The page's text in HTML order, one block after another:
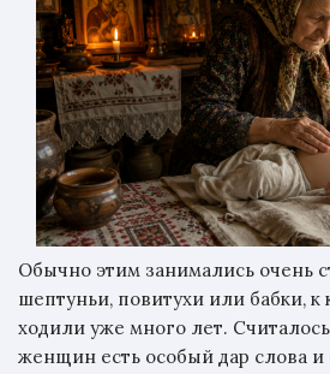
Обычно этим занимались очень
шептуньи, повитухи или бабки, к
ходили уже много лет.
женщин есть особый дар слова и